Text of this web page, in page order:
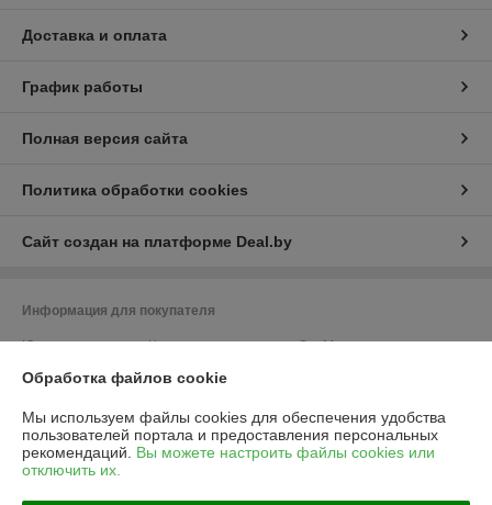
Доставка и оплата
График работы
Полная версия сайта
Политика обработки cookies
Сайт создан на платформе Deal.by
Информация для покупателя
Юридическое лицо:Частное предприятие «ЭльМор»
УНП: 191274425
Регистрационный орган: Мингорисполком
Дата регистрации компании: 26.02.2010
Обработка файлов cookie
Мы используем файлы cookies для обеспечения удобства
пользователей портала и предоставления персональных
рекомендаций. Вы можете настроить файлы cookies или
отключить их.